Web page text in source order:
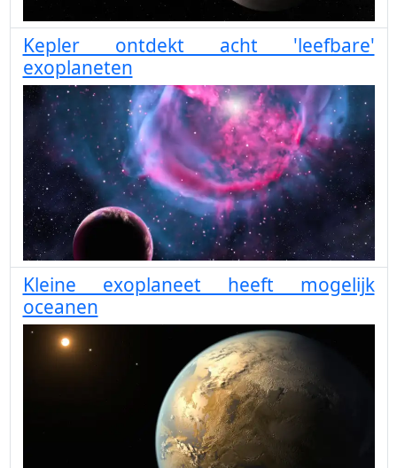
Kepler ontdekt acht 'leefbare'
exoplaneten
Kleine exoplaneet heeft mogelijk
oceanen